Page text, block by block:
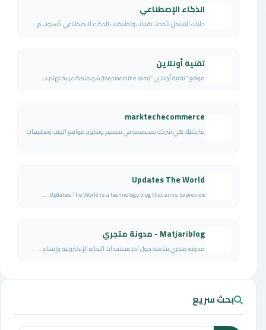
الذكاء الإصطناعي
دليلك الشامل لأحدث تقنيات وتطبيقات الذكاء الاصطناعي بأسلوب م...
تقنية أونلاين
موقع "تقنية أونلاين" (taqniaonline.com) هو منصة عربية تهتم ب...
marktechecommerce
ماركتيك هي شركة متخصصة في تصميم وتطوير مواقع الويب وتطبيقات
...
Updates The World
Updates The World is a technology blog that aims to provide ...
Matjariblog - مدونة متجري
مدونة متجري شاملة حول آخر مستجدات التجارة الإلكترونية وإنشاء...
بحث سريع